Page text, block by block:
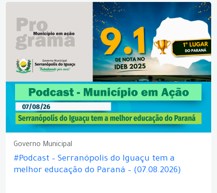
Governo Municipal
#Podcast – Serranópolis do Iguaçu tem a
melhor educação do Paraná – (07.08.2026)